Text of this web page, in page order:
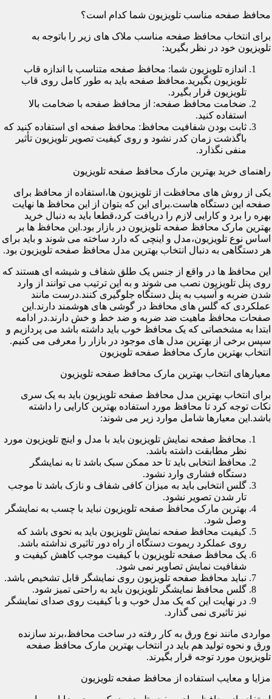
محافظ صفحه مناسب تلویزیون شما کدام است؟
برای انتخاب محافظ صفحه مناسب ملاک های زیر را باتوجه به
تلویزیون خود در نظر بگیرید:
اندازه تلویزیون شما: محافظ صفحه متناسب با اندازه قاب
تلویزیون بگیرید.محافظ صفحه باید به طور کامل روی قاب
تلویزیون قرار بگیرد.
ضخامت محافظ صفحه: از محافظ صفحه با ضخامت بالا
استفاده کنید.
ثابت بودن شفافیت محافظ: محافظ صفحه ای استفاده کنید که
باگذشت زمان کدر نشود و روی کیفیت تصویر تلویزیون تأثیر
منفی نگذارد.
راهنمای خرید بهترین مارک محافظ صفحه تلویزیون
یکی از روش های محافظت از تلویزیون ها،استفاده از محافظ برای
صفحه این دستگاه هاست.برای این که بتوان از این محافظ ها نهایت
بهره را برد و کارایی لازم را دریافت کرد،قطعا باید به دنبال خرید
بهترین مارک محافظ صفحه تلویزیون در بازار بود.این محافظ ها بر
اساس نوع تلویزیون،مدل و اینچی که دارد ساخته می شوند و باید برای
هر دستگاهی به دنبال انتخاب بهترین مدل محافظ صفحه تلویزیون بود.
این محافظ ها در واقع از جنس یک طلق شفاف و شیشه ای هستند که
روی پنل تلویزیون نصب می شوند و به این ترتیب می توانند از وارد
شدن ضربه و آسیب به پنل دستگاه جلوگیری کنند.درست مانند
عملکردی که گلس های محافظ در گوشی های هوشمند دارند.این
صفحات محافظ ماهیت ضد ضربه و ضد خط و خش دارند.در ادامه
ابتدا به مشخصاتی که یک محافظ خوب باید داشته باشد می پردازیم و
سپس برخی از بهترین مدل های موجود در بازار را معرفی می کنیم.
انتخاب بهترین مارک محافظ صفحه تلویزیون
معیارهای انتخاب بهترین مارک محافظ صفحه تلویزیون
برای انتخاب بهترین مدل محافظ صفحه تلویزیون باید به یک سری
نکات توجه کرد تا محافظ مورد استفاده بهترین کارایی را داشته
باشد.این معیارها شامل موارد زیر می شوند:
محافظ صفحه نمایش تلویزیون باید با مدل و اینچ تلویزیون مورد
نظر مطابقت داشته باشد.
محافظ انتخابی باید تا حد ممکن سبک باشد تا به نمایشگر
دستگاه فشاری وارد نشود.
گلس انتخابی باید به میزان کافی شفاف و نازک باشد تا موجب
تار شدن تصویر نشود.
بهترین مارک محافظ صفحه تلویزیون نباید با چسب به نمایشگر
وصل شود.
کیفیت محافظ صفحه نمایش تلویزیون باید به نحوی باشد که
روی عملکرد ریموت دستگاه از راه دور تاثیری نداشته باشد.
یک محافظ صفحه تلویزیون با کیفیت موجب کاهش کیفیت و
شفافیت نمایش تصاویر نمی شود.
نباید محافظ صفحه تلویزیون روی نمایشگر قابل تشخیص باشد.
گلس محافظ نمایشگر تلویزیون باید به راحتی تمیز شود.
در نهایت این که یک مدل خوب و با کیفیت روی صدای نمایشگر
نیز تاثیری نمی گذارد.
مواردی مانند نوع ورق به کار رفته در ساخت محافظ،برند سازنده
ورق و نحوه تولید هم باید در انتخاب بهترین مارک محافظ صفحه
تلویزیون مورد توجه قرار بگیرند.
مزایا و معایب استفاده از محافظ صفحه تلویزیون